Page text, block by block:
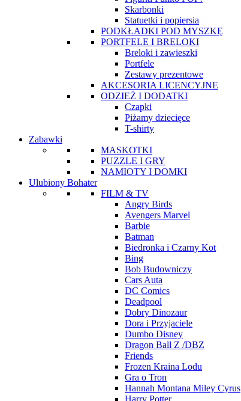
Skarbonki
Statuetki i popiersia
PODKŁADKI POD MYSZKĘ
PORTFELE I BRELOKI
Breloki i zawieszki
Portfele
Zestawy prezentowe
AKCESORIA LICENCYJNE
ODZIEŻ I DODATKI
Czapki
Piżamy dziecięce
T-shirty
Zabawki
MASKOTKI
PUZZLE I GRY
NAMIOTY I DOMKI
Ulubiony Bohater
FILM & TV
Angry Birds
Avengers Marvel
Barbie
Batman
Biedronka i Czarny Kot
Bing
Bob Budowniczy
Cars Auta
DC Comics
Deadpool
Dobry Dinozaur
Dora i Przyjaciele
Dumbo Disney
Dragon Ball Z /DBZ
Friends
Frozen Kraina Lodu
Gra o Tron
Hannah Montana Miley Cyrus